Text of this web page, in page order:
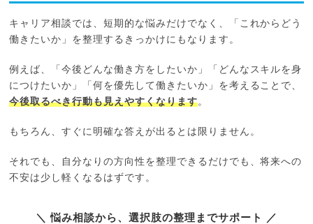
キャリア相談では、短期的な悩みだけでなく、「これからどう
働きたいか」を整理するきっかけにもなります。
例えば、「今後どんな働き方をしたいか」「どんなスキルを身
につけたいか」「何を優先して働きたいか」を考えることで、
今後取るべき行動も見えやすくなります。
もちろん、すぐに明確な答えが出るとは限りません。
それでも、自分なりの方向性を整理できるだけでも、将来への
不安は少し軽くなるはずです。
＼ 悩み相談から、選択肢の整理までサポート ／